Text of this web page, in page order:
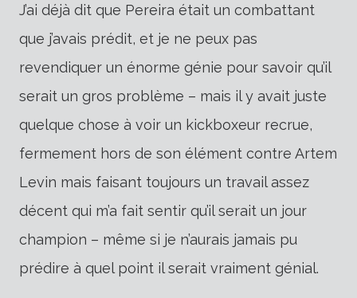
J’ai déjà dit que Pereira était un combattant
que j’avais prédit, et je ne peux pas
revendiquer un énorme génie pour savoir qu’il
serait un gros problème – mais il y avait juste
quelque chose à voir un kickboxeur recrue,
fermement hors de son élément contre Artem
Levin mais faisant toujours un travail assez
décent qui m’a fait sentir qu’il serait un jour
champion – même si je n’aurais jamais pu
prédire à quel point il serait vraiment génial.